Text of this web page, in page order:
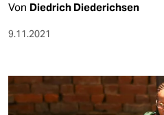
Von Diedrich Diederichsen
9.11.2021